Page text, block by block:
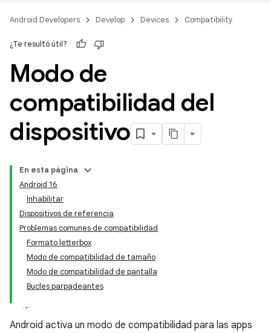
Android Developers Develop Devices Compatibility
¿Te resultó útil?
Modo de
compatibilidad del
dispositivo
En esta página
Android 16
Inhabilitar
Dispositivos de referencia
Problemas comunes de compatibilidad
Formato letterbox
Modo de compatibilidad de tamaño
Modo de compatibilidad de pantalla
Bucles parpadeantes
Android activa un modo de compatibilidad para las apps